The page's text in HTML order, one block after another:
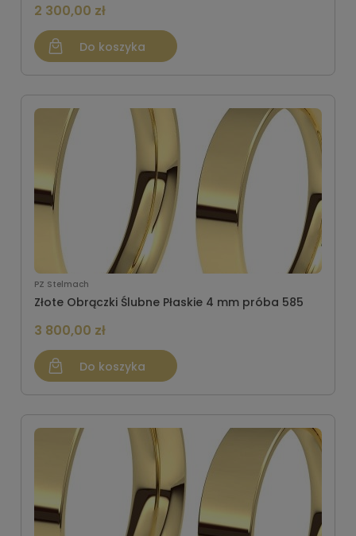
2 300,00 zł
Do koszyka
PZ Stelmach
Złote Obrączki Ślubne Płaskie 4 mm próba 585
3 800,00 zł
Do koszyka